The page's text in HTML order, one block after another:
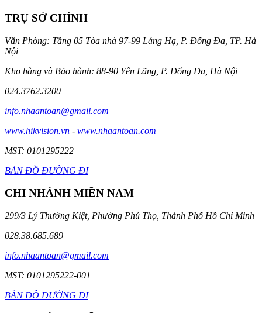
TRỤ SỞ CHÍNH
Văn Phòng: Tầng 05 Tòa nhà 97-99 Láng Hạ, P. Đống Đa, TP. Hà
Nội
Kho hàng và Bảo hành: 88-90 Yên Lãng, P. Đống Đa, Hà Nội
024.3762.3200
info.nhaantoan@gmail.com
www.hikvision.vn - www.nhaantoan.com
MST: 0101295222
BẢN ĐỒ ĐƯỜNG ĐI
CHI NHÁNH MIỀN NAM
299/3 Lý Thường Kiệt, Phường Phú Thọ, Thành Phố Hồ Chí Minh
028.38.685.689
info.nhaantoan@gmail.com
MST: 0101295222-001
BẢN ĐỒ ĐƯỜNG ĐI